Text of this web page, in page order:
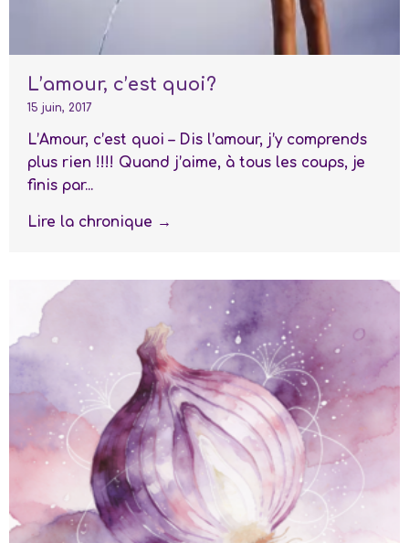
L’amour, c’est quoi?
15 juin, 2017
L’Amour, c’est quoi – Dis l’amour, j’y comprends
plus rien !!!! Quand j’aime, à tous les coups, je
finis par...
Lire la chronique →